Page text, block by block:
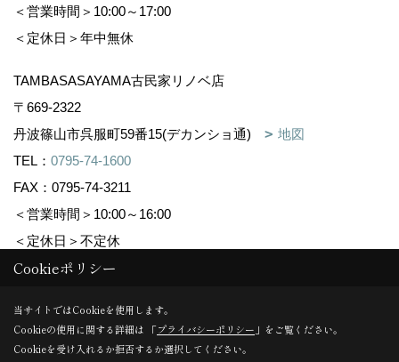
＜営業時間＞10:00～17:00
＜定休日＞年中無休
TAMBASASAYAMA古民家リノベ店
〒669-2322
丹波篠山市呉服町59番15(デカンショ通)
地図
TEL： 0795-74-1600
FAX：0795-74-3211
＜営業時間＞10:00～16:00
＜定休日＞不定休
Copyright (c) 株式会社森下住建. All Rights Reserved.
Produced byゴデスクリエイト
Cookieポリシー
当サイトではCookieを使用します。
Cookieの使用に関する詳細は 「プライバシーポリシー 」をご覧ください。
Cookieを受け入れるか拒否するか選択してください。